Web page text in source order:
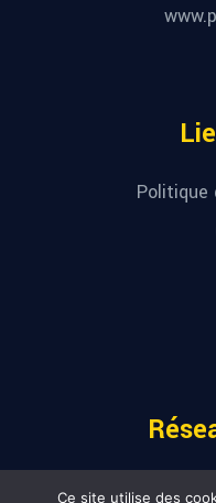
Ce site utilise des